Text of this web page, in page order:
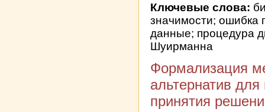
Ключевые слова:
значимости; ошибка
данные; процедура
Шуирманна
Формализация
альтернатив для
принятия